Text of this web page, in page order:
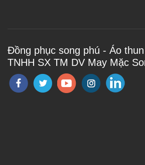
Đồng phục song phú - Áo
TNHH SX TM DV May Mặc